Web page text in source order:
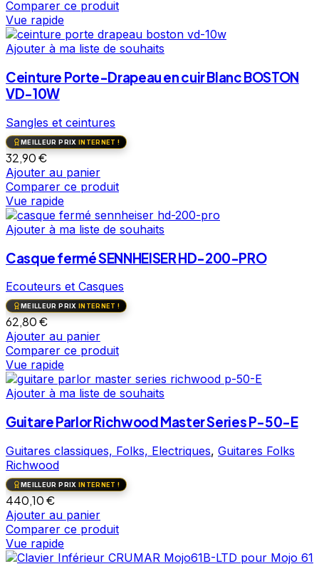
Comparer ce produit
Vue rapide
Ajouter à ma liste de souhaits
Ceinture Porte-Drapeau en cuir Blanc BOSTON
VD-10W
Sangles et ceintures
MEILLEUR PRIX INTERNET !
32,90€
Ajouter au panier
Comparer ce produit
Vue rapide
Ajouter à ma liste de souhaits
Casque fermé SENNHEISER HD-200-PRO
Ecouteurs et Casques
MEILLEUR PRIX INTERNET !
62,80€
Ajouter au panier
Comparer ce produit
Vue rapide
Ajouter à ma liste de souhaits
Guitare Parlor Richwood Master Series P-50-E
Guitares classiques, Folks, Electriques, Guitares Folks
Richwood
MEILLEUR PRIX INTERNET !
440,10€
Ajouter au panier
Comparer ce produit
Vue rapide